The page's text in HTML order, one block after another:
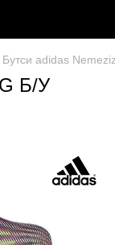
Бутси adidas
Б/У